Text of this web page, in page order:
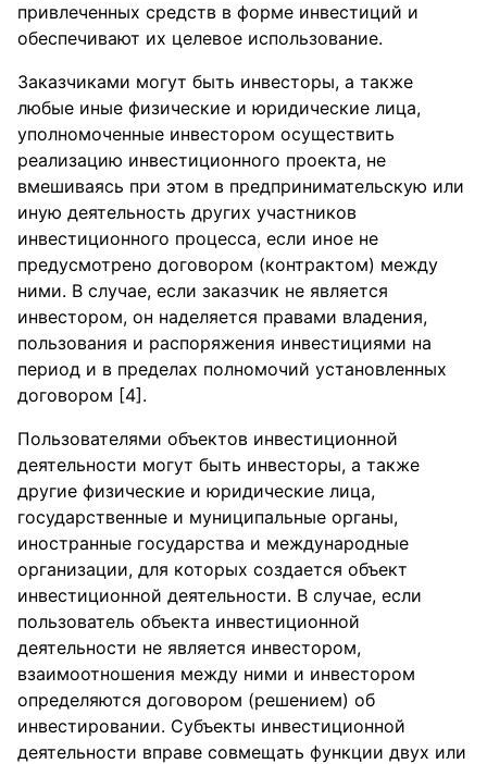
привлеченных средств в форме инвестиций и
обеспечивают их целевое использование.
Заказчиками могут быть инвесторы, а также
любые иные физические и юридические лица,
уполномоченные инвестором осуществить
реализацию инвестиционного проекта, не
вмешиваясь при этом в предпринимательскую или
иную деятельность других участников
инвестиционного процесса, если иное не
предусмотрено договором (контрактом) между
ними. В случае, если заказчик не является
инвестором, он наделяется правами владения,
пользования и распоряжения инвестициями на
период и в пределах полномочий установленных
договором [4].
Пользователями объектов инвестиционной
деятельности могут быть инвесторы, а также
другие физические и юридические лица,
государственные и муниципальные органы,
иностранные государства и международные
организации, для которых создается объект
инвестиционной деятельности. В случае, если
пользователь объекта инвестиционной
деятельности не является инвестором,
взаимоотношения между ними и инвестором
определяются договором (решением) об
инвестировании. Субъекты инвестиционной
деятельности вправе совмещать функции двух или